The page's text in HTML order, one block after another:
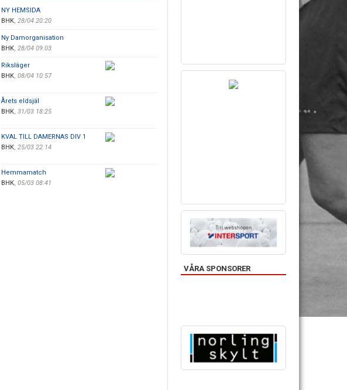
NY HEMSIDA
BHK, 28/04 20:20
Ny Damorganisation
BHK, 28/04 09:03
Riksläger
BHK, 08/04 10:57
Årets eldsjäl
BHK, 31/03 18:25
KVAL TILL DAMERNAS DIV 1
BHK, 25/03 22:14
Hemmamatch
BHK, 05/03 08:41
VÅRA SPONSORER